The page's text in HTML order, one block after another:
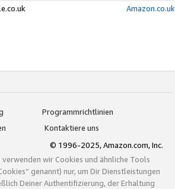
Programmrichtlinien
Kontaktiere uns
© 1996-2025, Amazon.com, Inc.
wir Cookies und ähnliche Tools
genannt) nur, um Dir Dienstleistungen
Deiner Authentifizierung, der Erhaltung